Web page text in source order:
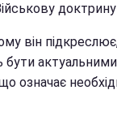
він
означає